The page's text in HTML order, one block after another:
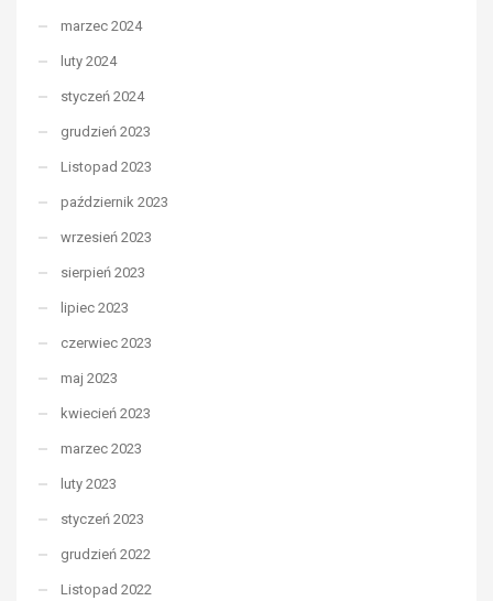
marzec 2024
luty 2024
styczeń 2024
grudzień 2023
Listopad 2023
październik 2023
wrzesień 2023
sierpień 2023
lipiec 2023
czerwiec 2023
maj 2023
kwiecień 2023
marzec 2023
luty 2023
styczeń 2023
grudzień 2022
Listopad 2022